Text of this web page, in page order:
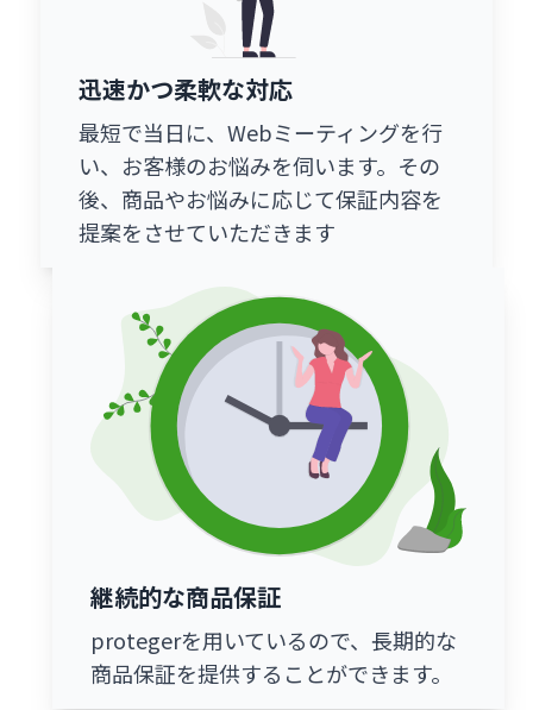
迅速かつ柔軟な対応
最短で当日に、Webミーティングを行
い、お客様のお悩みを伺います。その
後、商品やお悩みに応じて保証内容を
提案をさせていただきます
継続的な商品保証
protegerを用いているので、長期的な
商品保証を提供することができます。